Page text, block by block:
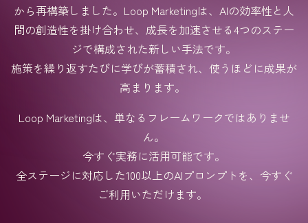
から再構築しました。Loop Marketingは、AIの効率性と人
間の創造性を掛け合わせ、成長を加速させる4つのステー
ジで構成された新しい手法です。
施策を繰り返すたびに学びが蓄積され、使うほどに成果が
高まります。
Loop Marketingは、単なるフレームワークではありませ
ん。
今すぐ実務に活用可能です。
全ステージに対応した100以上のAIプロンプトを、今すぐ
ご利用いただけます。